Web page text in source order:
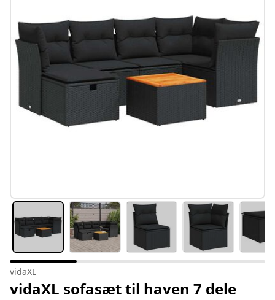
#sharemevidaxl
vidaXL
vidaXL sofasæt til haven 7 dele